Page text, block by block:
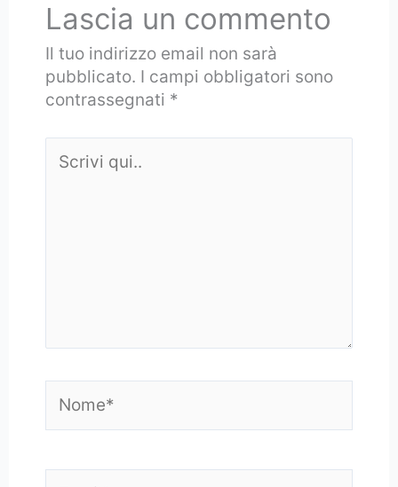
Lascia un commento
Il tuo indirizzo email non sarà
pubblicato. I campi obbligatori sono
contrassegnati *
qui..